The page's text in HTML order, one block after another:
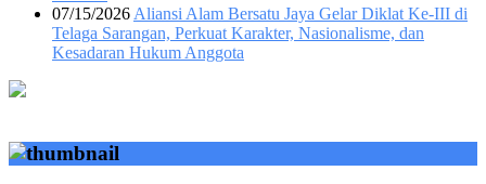
07/15/2026 Aliansi Alam Bersatu Jaya Gelar Diklat Ke-III di
Telaga Sarangan, Perkuat Karakter, Nasionalisme, dan
Kesadaran Hukum Anggota